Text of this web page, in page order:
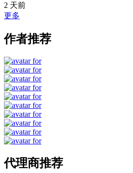
2 天前
更多
作者推荐
代理商推荐